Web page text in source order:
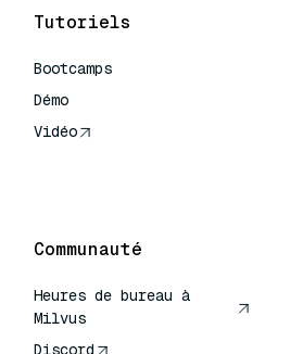
Tutoriels
Bootcamps
Démo
Vidéo
Communauté
Heures de bureau à
Milvus
Discord